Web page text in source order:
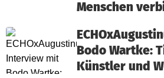
Menschen
Bodo Wartke:
Künstler und